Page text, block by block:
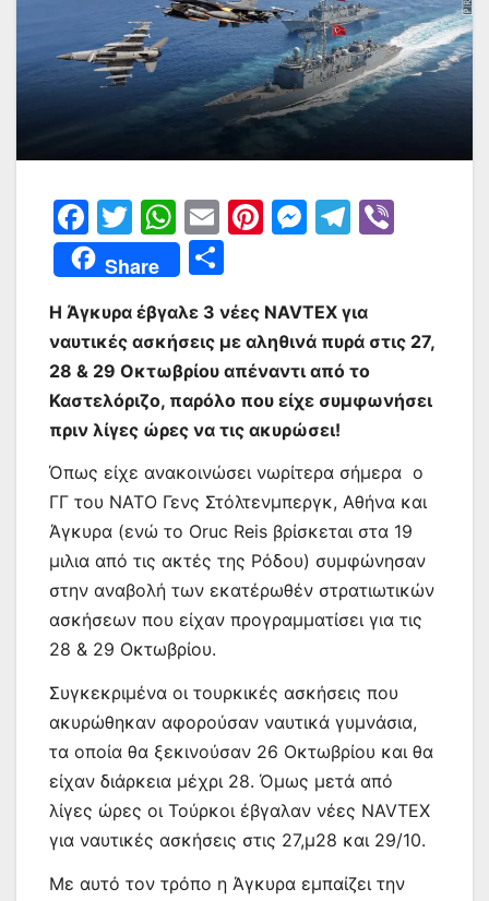
F
a
c
e
b
o
o
k
T
w
itt
er
W
h
at
s
A
p
p
E
m
ai
l
Pi
e
st
M
s
e
n
g
er
T
gr
a
m
Share
ρ
α
σ
τε
ίτ
ε
Η Άγκυρα έβγαλε 3 νέες NAVTEX για
ναυτικές ασκήσεις με αληθινά πυρά στις 27,
28 & 29 Οκτωβρίου απέναντι από το
Καστελόριζο, παρόλο που είχε συμφωνήσει
πριν λίγες ώρες να τις ακυρώσει!
Όπως είχε ανακοινώσει νωρίτερα σήμερα ο
ΓΓ του ΝΑΤΟ Γενς Στόλτενμπεργκ, Αθήνα και
Άγκυρα (ενώ το Oruc Reis βρίσκεται στα 19
μιλια από τις ακτές της Ρόδου) συμφώνησαν
στην αναβολή των εκατέρωθέν στρατιωτικών
ασκήσεων που είχαν προγραμματίσει για τις
28 & 29 Οκτωβρίου.
Συγκεκριμένα οι τουρκικές ασκήσεις που
ακυρώθηκαν αφορούσαν ναυτικά γυμνάσια,
τα οποία θα ξεκινούσαν 26 Οκτωβρίου και θα
είχαν διάρκεια μέχρι 28. Όμως μετά από
λίγες ώρες οι Τούρκοι έβγαλαν νέες NAVTEX
για ναυτικές ασκήσεις στις 27,μ28 και 29/10.
Με αυτό τον τρόπο η Άγκυρα εμπαίζει την